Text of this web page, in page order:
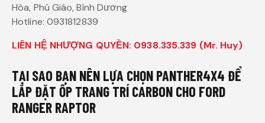
Hòa, Phú Giáo, Bình Dương
Hotline: 0931812839
LIÊN HỆ NHƯỢNG QUYỀN: 0938.335.339 (Mr. Huy)
TẠI SAO BẠN NÊN LỰA CHỌN PANTHER4X4 ĐỂ
LẮP ĐẶT ỐP TRANG TRÍ CARBON CHO FORD
RANGER RAPTOR